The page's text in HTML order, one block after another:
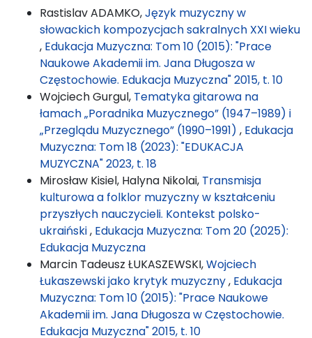
Rastislav ADAMKO,Język muzyczny w
słowackich kompozycjach sakralnych XXI wieku
, Edukacja Muzyczna: Tom 10 (2015): "Prace
Naukowe Akademii im. Jana Długosza w
Częstochowie. Edukacja Muzyczna" 2015, t. 10
Wojciech Gurgul, Tematyka gitarowa na
łamach „Poradnika Muzycznego” (1947–1989) i
„Przeglądu Muzycznego” (1990–1991) , Edukacja
Muzyczna: Tom 18 (2023): "EDUKACJA
MUZYCZNA" 2023, t. 18
Mirosław Kisiel, Halyna Nikolai, Transmisja
kulturowa a folklor muzyczny w kształceniu
przyszłych nauczycieli. Kontekst polsko-
ukraiński, Edukacja Muzyczna: Tom 20 (2025):
Edukacja Muzyczna
Marcin Tadeusz ŁUKASZEWSKI,Wojciech
Łukaszewski jako krytyk muzyczny, Edukacja
Muzyczna: Tom 10 (2015): "Prace Naukowe
Akademii im. Jana Długosza w Częstochowie.
Edukacja Muzyczna" 2015, t. 10